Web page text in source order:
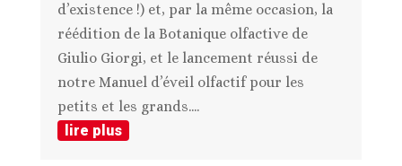
d’existence !) et, par la même occasion, la
réédition de la Botanique olfactive de
Giulio Giorgi, et le lancement réussi de
notre Manuel d’éveil olfactif pour les
petits et les grands....
lire plus